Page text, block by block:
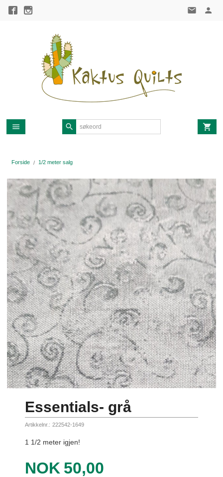
Gå
Forside 1/2 meter salg
Essentials- grå
Artikkelnr.: 222542-1649
1 1/2 meter igjen!
Pris
NOK 50,00